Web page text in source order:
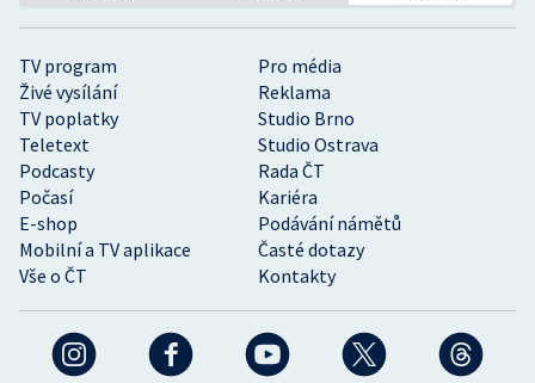
TV program
Pro média
Živé vysílání
Reklama
TV poplatky
Studio Brno
Teletext
Studio Ostrava
Podcasty
Rada ČT
Počasí
Kariéra
E-shop
Podávání námětů
Mobilní a TV aplikace
Časté dotazy
Vše o ČT
Kontakty